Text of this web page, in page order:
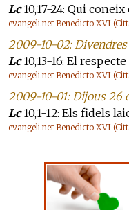
Lc10,17-24: Qui
evangeli.net Benedicto XVI
2009-10-02:
Lc10,13-16: El
evangeli.net Benedicto XVI
2009-10-01: Dijous 26
Lc10,1-12: Els fidels
evangeli.net Benedicto XVI